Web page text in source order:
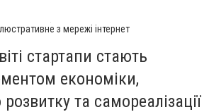
з мережі інтернет
стартапи стають
економіки,
та самореалізації